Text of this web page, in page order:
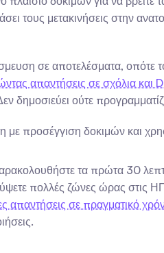
τους μετακινήσεις στην
σε αποτελέσματα, οπότε
απαντήσεις σε σχόλια και
ούτε
προσέγγιση δοκιμών και
τα πρώτα 30
πολλές ζώνες ώρας στις
απαντήσεις σε πραγματικό